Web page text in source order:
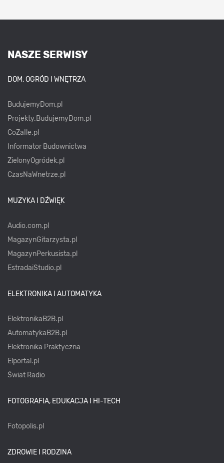
NASZE SERWISY
DOM, OGRÓD I WNĘTRZA
BudujemyDom.pl
Projekty.BudujemyDom.pl
CoZaIle.pl
Informator Budownictwa
ZielonyOgródek.pl
CzasNaWnetrze.pl
MUZYKA I DŹWIĘK
Audio.com.pl
MagazynGitarzysta.pl
MagazynPerkusista.pl
EstradaiStudio.pl
ELEKTRONIKA I AUTOMATYKA
ElektronikaB2B.pl
AutomatykaB2B.pl
Elektronika Praktyczna
Elportal.pl
Świat Radio
FOTOGRAFIA, EDUKACJA I HI-TECH
Fotopolis.pl
ZDROWIE I RODZINA